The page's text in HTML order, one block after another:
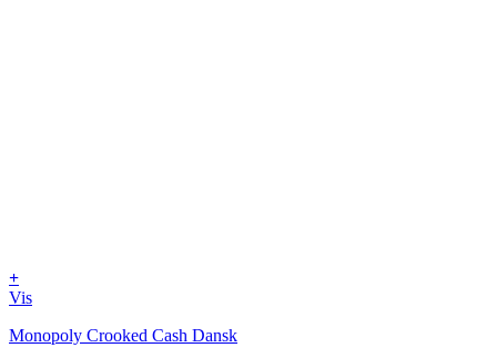
+
Vis
Monopoly Crooked Cash Dansk